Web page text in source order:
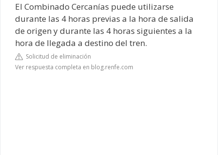
El Combinado Cercanías puede utilizarse
durante las 4 horas previas a la hora de salida
de origen y durante las 4 horas siguientes a la
hora de llegada a destino del tren.
Solicitud de eliminación
Ver respuesta completa en blog.renfe.com